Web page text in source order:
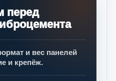
перед
и вес панелей
и крепёж.